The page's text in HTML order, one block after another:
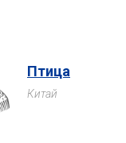
Птица
Китай